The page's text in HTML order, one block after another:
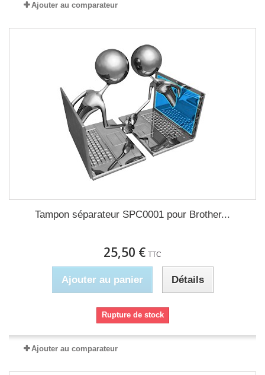
Ajouter au comparateur
Tampon séparateur SPC0001 pour Brother...
25,50 € TTC
Ajouter au panier Détails
Rupture de stock
Ajouter au comparateur